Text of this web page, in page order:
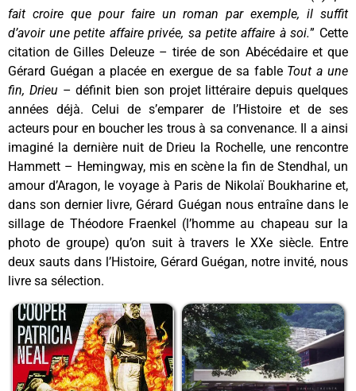
fait croire que pour faire un roman par exemple, il suffit
d’avoir une petite affaire privée, sa petite affaire à soi.” Cette
citation de Gilles Deleuze – tirée de son Abécédaire et que
Gérard Guégan a placée en exergue de sa fable Tout a une
fin, Drieu – définit bien son projet littéraire depuis quelques
années déjà. Celui de s’emparer de l’Histoire et de ses
acteurs pour en boucher les trous à sa convenance. Il a ainsi
imaginé la dernière nuit de Drieu la Rochelle, une rencontre
Hammett – Hemingway, mis en scène la fin de Stendhal, un
amour d’Aragon, le voyage à Paris de Nikolaï Boukharine et,
dans son dernier livre, Gérard Guégan nous entraîne dans le
sillage de Théodore Fraenkel (l’homme au chapeau sur la
photo de groupe) qu’on suit à travers le XXe siècle. Entre
deux sauts dans l’Histoire, Gérard Guégan, notre invité, nous
livre sa sélection.